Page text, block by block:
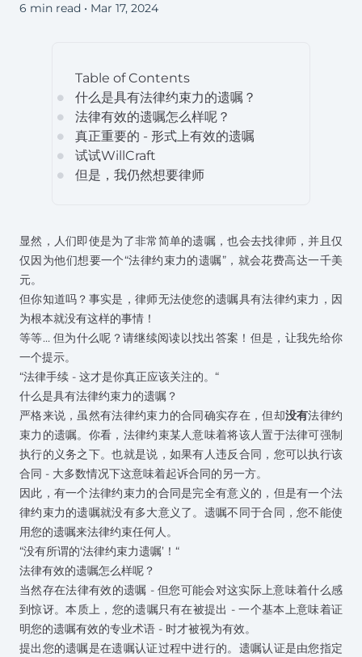
6 min read • Mar 17, 2024
Table of Contents
circle 什么是具有法律约束力的遗嘱？
circle 法律有效的遗嘱怎么样呢？
circle 真正重要的 - 形式上有效的遗嘱
circle 试试WillCraft
circle 但是，我仍然想要律师
显然，人们即使是为了非常简单的遗嘱，也会去找律师，并且仅
仅因为他们想要一个“法律约束力的遗嘱”，就会花费高达一千美
元。
但你知道吗？事实是，律师无法使您的遗嘱具有法律约束力，因
为根本就没有这样的事情！
等等… 但为什么呢？请继续阅读以找出答案！但是，让我先给你
一个提示。
“法律手续 - 这才是你真正应该关注的。“
什么是具有法律约束力的遗嘱？
严格来说，虽然有法律约束力的合同确实存在，但却没有法律约
束力的遗嘱。你看，法律约束某人意味着将该人置于法律可强制
执行的义务之下。也就是说，如果有人违反合同，您可以执行该
合同 - 大多数情况下这意味着起诉合同的另一方。
因此，有一个法律约束力的合同是完全有意义的，但是有一个法
律约束力的遗嘱就没有多大意义了。遗嘱不同于合同，您不能使
用您的遗嘱来法律约束任何人。
“没有所谓的‘法律约束力遗嘱’！“
法律有效的遗嘱怎么样呢？
当然存在法律有效的遗嘱 - 但您可能会对这实际上意味着什么感
到惊讶。本质上，您的遗嘱只有在被提出 - 一个基本上意味着证
明您的遗嘱有效的专业术语 - 时才被视为有效。
提出您的遗嘱是在遗嘱认证过程中进行的。遗嘱认证是由您指定